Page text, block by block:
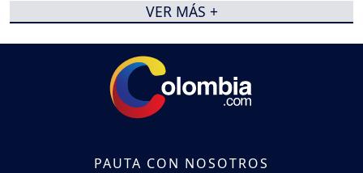
VER MÁS +
PAUTA CON NOSOTROS